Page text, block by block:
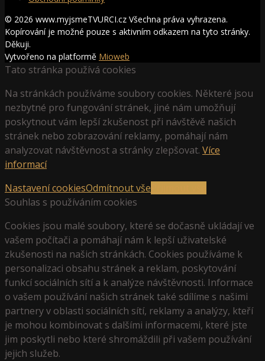
© 2026 www.myjsmeTVURCI.cz Všechna práva vyhrazena.
Kopírování je možné pouze s aktivním odkazem na tyto stránky.
Děkuji.
Vytvořeno na platformě Mioweb
Tato stránka používá cookies
Na stránkách používáme soubory cookies. Některé jsou
nezbytné pro fungování stránek, jiné nám umožňují
poskytnout vám lepší zkušenost při návštěvě našich
stránek nebo zobrazování reklamy, pomáhají nám
analyzovat návštěvnost a stránky zlepšovat. Více
informací
Nastavení cookiesOdmítnout vše
Souhlas s používáním cookies
Cookies jsou malé soubory, které se dočasně ukládají ve
vašem počítači a pomáhají nám k lepší uživatelské
zkušenosti na našich stránkách. Cookies používáme k
personalizaci obsahu stránek a reklam, poskytování
funkcí sociálních sítí a k analýze návštěvnosti. Informace
o vašem používání našich stránek také sdílíme s našimi
partnery v oblasti sociálních sítí, reklamy a analýzy, kteří
je mohou kombinovat s dalšími informacemi, které jste
jim poskytli nebo které shromáždili při vašem používání
jejich služeb.